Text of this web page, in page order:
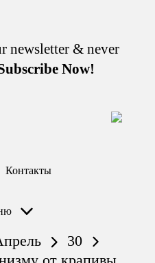
newsletter & never
Now!
Контакты
30